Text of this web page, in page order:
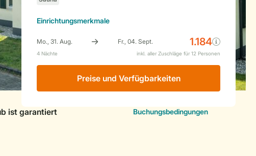
Einrichtungsmerkmale
Preise und Verfügbarkeiten